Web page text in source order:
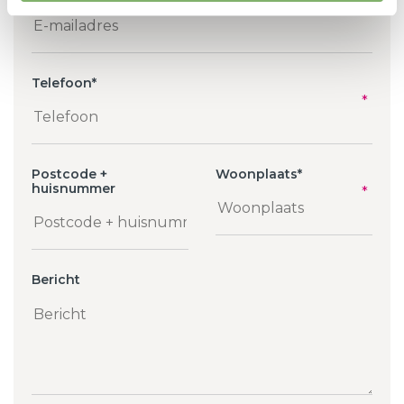
Telefoon*
Postcode +
huisnummer
Woonplaats*
Bericht